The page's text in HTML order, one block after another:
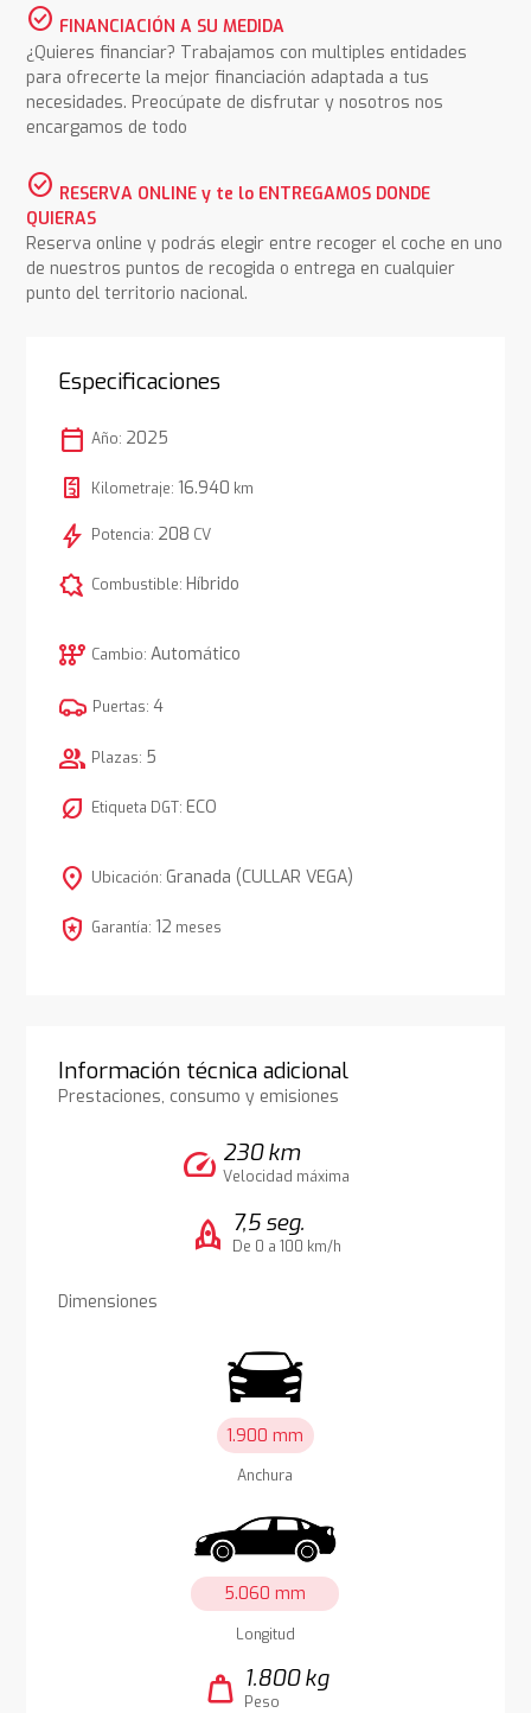
check_circle FINANCIACIÓN A SU MEDIDA
¿Quieres financiar? Trabajamos con multiples entidades
para ofrecerte la mejor financiación adaptada a tus
necesidades. Preocúpate de disfrutar y nosotros nos
encargamos de todo
check_circle RESERVA ONLINE y te lo ENTREGAMOS DONDE
QUIERAS
Reserva online y podrás elegir entre recoger el coche en uno
de nuestros puntos de recogida o entrega en cualquier
punto del territorio nacional.
Especificaciones
calendar_today Año: 2025
Kilometraje: 16.940 km
bolt Potencia: 208 CV
comic_bubble Combustible: Híbrido
auto_transmission Cambio: Automático
Puertas: 4
group Plazas: 5
nest_eco_leaf Etiqueta DGT: ECO
location_on Ubicación: Granada (CULLAR VEGA)
local_police Garantía: 12 meses
Información técnica adicional
Prestaciones, consumo y emisiones
speed 230 km
Velocidad máxima
rocket 7,5 seg.
De 0 a 100 km/h
Dimensiones
1.900 mm
Anchura
5.060 mm
Longitud
weight 1.800 kg
Peso